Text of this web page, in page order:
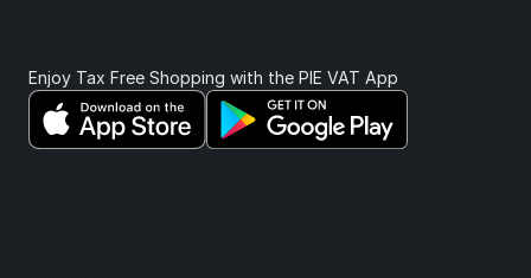
Enjoy Tax Free Shopping with the PIE VAT App